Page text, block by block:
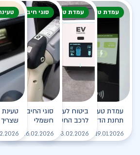
עמדת טעינה
עמדת טעינה - הסוף של
תחנת הדלק?
19.01.2026 לקריאה
עמדת טעינה
ביטוח לעמדת טעינה ביתית
לרכב החשמלי
03.02.2026 לקריאה
סוגי חיבור
סוגי החיבורים
חשמלי
26.02.2026
שצריך